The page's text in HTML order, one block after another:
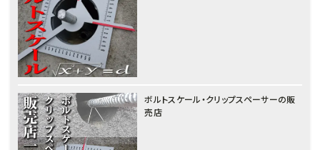
ボルトスケール・クリップスペーサーの販
売店